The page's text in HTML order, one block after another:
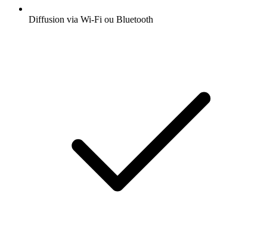
Diffusion via Wi-Fi ou Bluetooth